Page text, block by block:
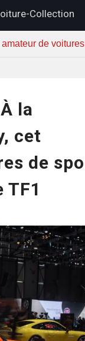
Collection
de
la
cet
de
TF1